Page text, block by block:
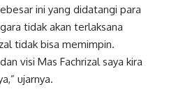
ini yang didatangi para
tidak akan terlaksana
tidak bisa memimpin.
visi Mas Fachrizal saya kira
ujarnya.